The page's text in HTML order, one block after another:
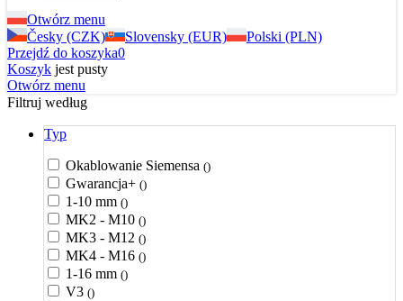
Otwórz menu
Česky (CZK)
Slovensky (EUR)
Polski (PLN)
Przejdź do koszyka0
Koszyk jest pusty
Otwórz menu
Filtruj według
Typ
Okablowanie Siemensa ()
Gwarancja+ ()
1-10 mm ()
MK2 - M10 ()
MK3 - M12 ()
MK4 - M16 ()
1-16 mm ()
V3 ()